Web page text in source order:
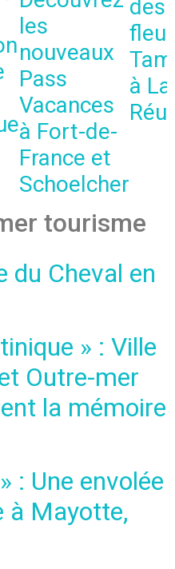
les
nouveaux
Pass
Vacances
à Fort-de-
France et
Schoelcher
des
à La
tourisme
du Cheval en
» : Ville
Outre-mer
la mémoire
: Une envolée
à Mayotte,